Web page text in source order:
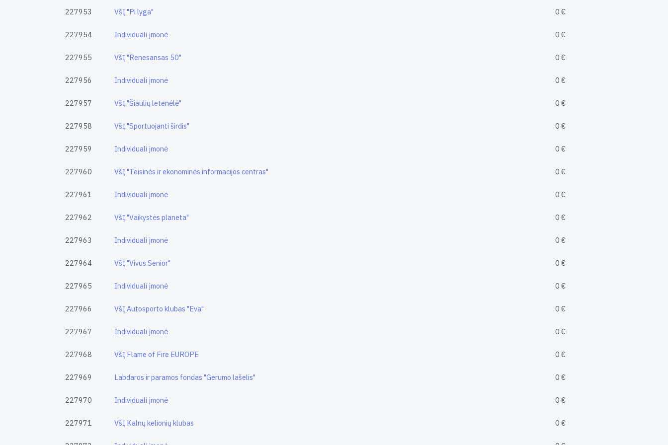
227953 VšĮ "Pi lyga" 0 €
227954 Individuali įmonė 0 €
227955 VšĮ "Renesansas 50" 0 €
227956 Individuali įmonė 0 €
227957 VšĮ "Šiaulių letenėlė" 0 €
227958 VšĮ "Sportuojanti širdis" 0 €
227959 Individuali įmonė 0 €
227960 VšĮ "Teisinės ir ekonominės informacijos centras" 0 €
227961 Individuali įmonė 0 €
227962 VšĮ "Vaikystės planeta" 0 €
227963 Individuali įmonė 0 €
227964 VšĮ "Vivus Senior" 0 €
227965 Individuali įmonė 0 €
227966 VšĮ Autosporto klubas "Eva" 0 €
227967 Individuali įmonė 0 €
227968 VšĮ Flame of Fire EUROPE 0 €
227969 Labdaros ir paramos fondas "Gerumo lašelis" 0 €
227970 Individuali įmonė 0 €
227971 VšĮ Kalnų kelionių klubas 0 €